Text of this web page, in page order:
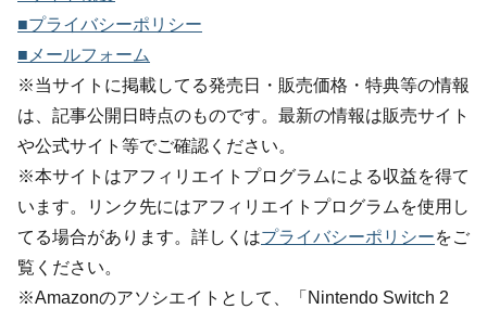
■プライバシーポリシー
■メールフォーム
※当サイトに掲載してる発売日・販売価格・特典等の情報
は、記事公開日時点のものです。最新の情報は販売サイト
や公式サイト等でご確認ください。
※本サイトはアフィリエイトプログラムによる収益を得て
います。リンク先にはアフィリエイトプログラムを使用し
てる場合があります。詳しくはプライバシーポリシーをご
覧ください。
※Amazonのアソシエイトとして、「Nintendo Switch 2